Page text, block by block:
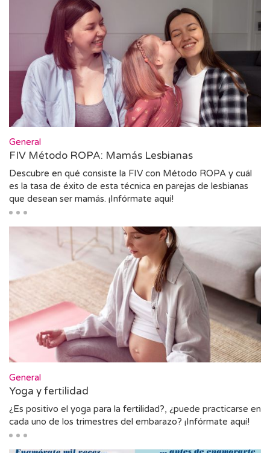
General
FIV Método ROPA: Mamás Lesbianas
Descubre en qué consiste la FIV con Método ROPA y cuál
es la tasa de éxito de esta técnica en parejas de lesbianas
que desean ser mamás. ¡Infórmate aquí!
General
Yoga y fertilidad
¿Es positivo el yoga para la fertilidad?, ¿puede practicarse en
cada uno de los trimestres del embarazo? ¡Infórmate aquí!